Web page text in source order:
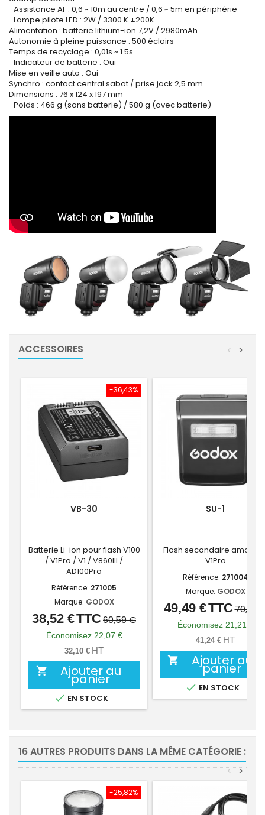
Assistance AF : 0,6 ~ 10m au centre / 0,6 ~ 5m en périphérie
Lampe pilote LED : 2W / 3300 K ±200K
Alimentation : batterie lithium-ion 7,2V / 2980mAh
Autonomie à pleine puissance : 500 éclairs
Temps de recyclage : 0,01s ~ 1.5s
Indicateur de batterie : Oui
Mise en veille auto : Oui
Synchro : contact central sabot / prise jack 2,5 mm
Dimensions : 76 x 124 x 197 mm
Poids : 466 g (sans batterie) / 580 g (avec batterie)
ACCESSOIRES >
<
-36,43%
VB-30
Batterie Li-ion pour flash V100
/ V1Pro / V1 / V860III /
AD100Pro
Référence: 271005
Marque: GODOX
Prix
Prix
de
base
38,52 €TTC60,59 €
Économisez 22,07 €
32,10 € HT
 Ajouter au
panier
 EN STOCK
SU-1
Flash secondaire
V1Pro
Référence: 271004
Marque: GODOX
Prix
Prix
de
base
49,49 €TTC70,70
Économisez 21,21 €
41,24 € HT
 Ajouter au
panier
 EN STOCK
16 AUTRES PRODUITS DANS LA MÊME CATÉGORIE :
>
<
-25,82%